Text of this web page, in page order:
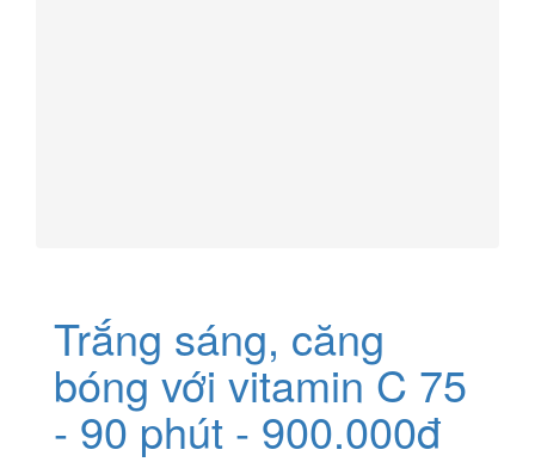
Trắng sáng, căng
bóng với vitamin C 75
- 90 phút - 900.000đ